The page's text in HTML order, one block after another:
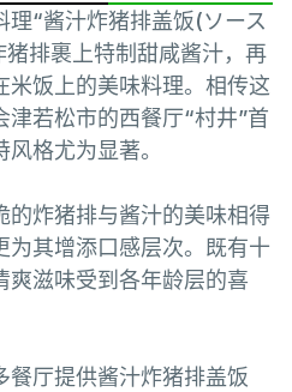
“酱汁炸猪排盖饭(ソース
排裹上特制甜咸酱汁，再
米饭上的美味料理。相传这
若松市的西餐厅“村井”首
格尤为显著。
的炸猪排与酱汁的美味相得
为其增添口感层次。既有十
爽滋味受到各年龄层的喜
餐厅提供酱汁炸猪排盖饭